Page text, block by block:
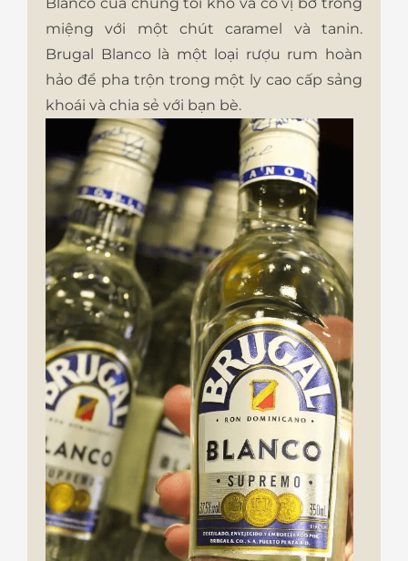
miệng với một chút caramel và tanin.
Brugal Blanco là một loại rượu rum hoàn
hảo để pha trộn trong một ly cao cấp sảng
khoái và chia sẻ với bạn bè.